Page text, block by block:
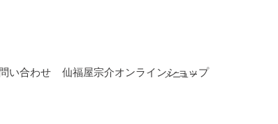
メニュー
い合わせ 仙福屋宗介オンラインショップ